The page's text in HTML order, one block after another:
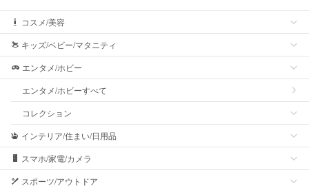
コスメ/美容
キッズ/ベビー/マタニティ
エンタメ/ホビー
エンタメ/ホビーすべて
コレクション
インテリア/住まい/日用品
スマホ/家電/カメラ
スポーツ/アウトドア